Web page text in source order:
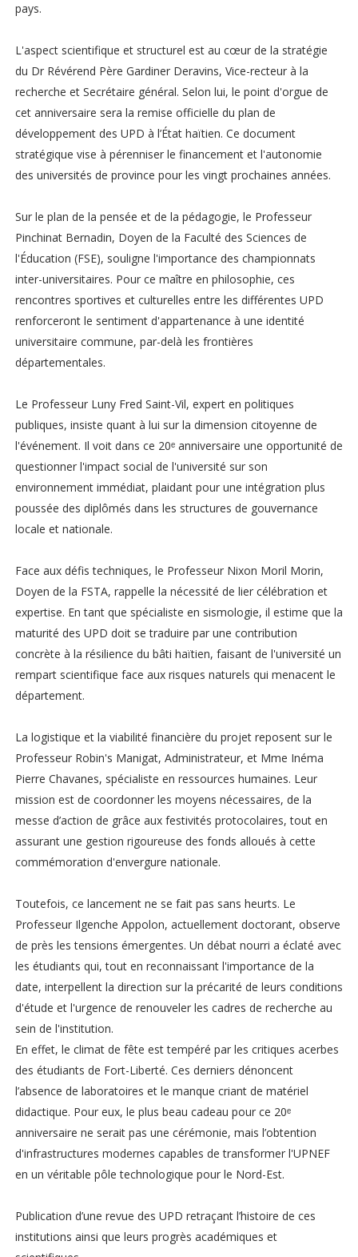
pays.
L'aspect scientifique et structurel est au cœur de la stratégie
du Dr Révérend Père Gardiner Deravins, Vice-recteur à la
recherche et Secrétaire général. Selon lui, le point d'orgue de
cet anniversaire sera la remise officielle du plan de
développement des UPD à l’État haïtien. Ce document
stratégique vise à pérenniser le financement et l'autonomie
des universités de province pour les vingt prochaines années.
Sur le plan de la pensée et de la pédagogie, le Professeur
Pinchinat Bernadin, Doyen de la Faculté des Sciences de
l'Éducation (FSE), souligne l'importance des championnats
inter-universitaires. Pour ce maître en philosophie, ces
rencontres sportives et culturelles entre les différentes UPD
renforceront le sentiment d'appartenance à une identité
universitaire commune, par-delà les frontières
départementales.
Le Professeur Luny Fred Saint-Vil, expert en politiques
publiques, insiste quant à lui sur la dimension citoyenne de
l'événement. Il voit dans ce 20ᵉ anniversaire une opportunité de
questionner l'impact social de l'université sur son
environnement immédiat, plaidant pour une intégration plus
poussée des diplômés dans les structures de gouvernance
locale et nationale.
Face aux défis techniques, le Professeur Nixon Moril Morin,
Doyen de la FSTA, rappelle la nécessité de lier célébration et
expertise. En tant que spécialiste en sismologie, il estime que la
maturité des UPD doit se traduire par une contribution
concrète à la résilience du bâti haïtien, faisant de l'université un
rempart scientifique face aux risques naturels qui menacent le
département.
La logistique et la viabilité financière du projet reposent sur le
Professeur Robin's Manigat, Administrateur, et Mme Inéma
Pierre Chavanes, spécialiste en ressources humaines. Leur
mission est de coordonner les moyens nécessaires, de la
messe d’action de grâce aux festivités protocolaires, tout en
assurant une gestion rigoureuse des fonds alloués à cette
commémoration d'envergure nationale.
Toutefois, ce lancement ne se fait pas sans heurts. Le
Professeur Ilgenche Appolon, actuellement doctorant, observe
de près les tensions émergentes. Un débat nourri a éclaté avec
les étudiants qui, tout en reconnaissant l'importance de la
date, interpellent la direction sur la précarité de leurs conditions
d'étude et l'urgence de renouveler les cadres de recherche au
sein de l'institution.
En effet, le climat de fête est tempéré par les critiques acerbes
des étudiants de Fort-Liberté. Ces derniers dénoncent
l’absence de laboratoires et le manque criant de matériel
didactique. Pour eux, le plus beau cadeau pour ce 20ᵉ
anniversaire ne serait pas une cérémonie, mais l’obtention
d'infrastructures modernes capables de transformer l'UPNEF
en un véritable pôle technologique pour le Nord-Est.
Publication d’une revue des UPD retraçant l’histoire de ces
institutions ainsi que leurs progrès académiques et